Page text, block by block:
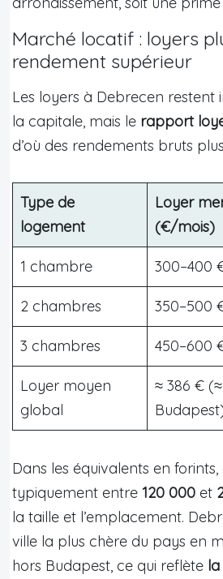
Marché locatif : loyers
rendement supérieur
Les loyers à Debrecen restent
la capitale, mais le rapport
d’où des rendements bruts
Type de
logement
Loyer
(€/mois)
1 chambre 300–400
2 chambres 350–500
3 chambres 450–600
Loyer moyen
global
≈ 386 €
Dans les équivalents en forints,
typiquement entre 120 000 et
la taille et l’emplacement.
ville la plus chère du pays en
hors Budapest, ce qui reflète